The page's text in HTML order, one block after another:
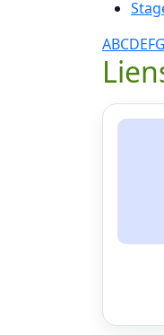
ABCDEFG